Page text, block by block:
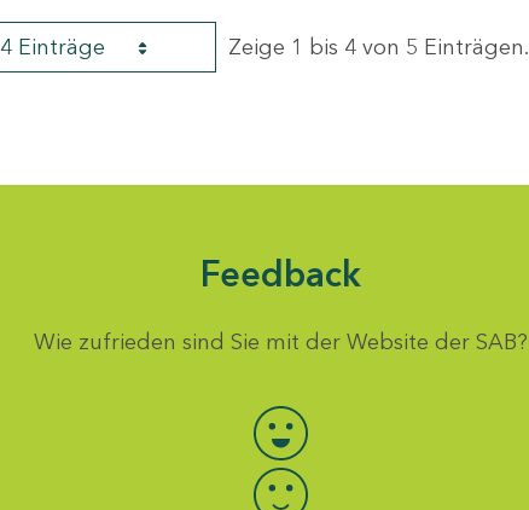
4 Einträge Zeige 1 bis 4 von 5 Einträgen.
Feedback
Wie zufrieden sind Sie mit der Website der SAB?
Bewertung auswählen